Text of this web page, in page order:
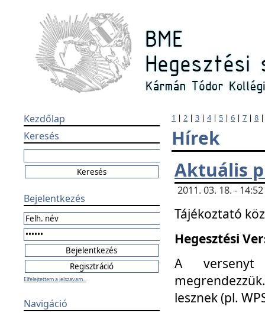
Kezdőlap
Keresés
Bejelentkezés
Elfelejtettem a jelszavam...
Navigáció
1 | 2 | 3 | 4| 5 | 6 | 7 | 8
Hírek
Aktuális
2011. 03. 18. -
Tájékoztató
Hegesztési
A versenyt
lesznek (pl.